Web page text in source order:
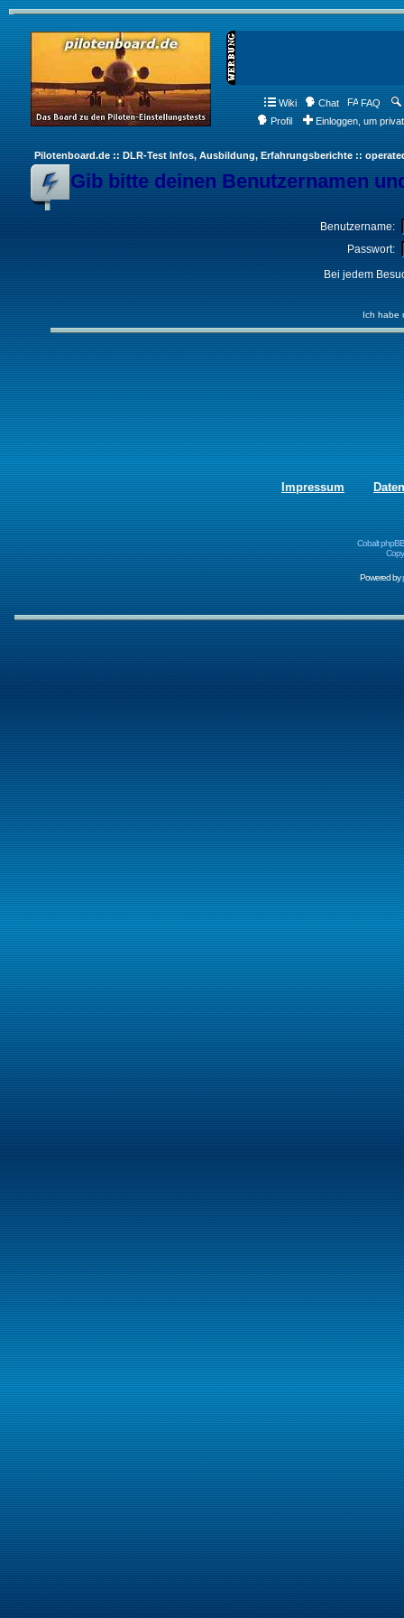
Wiki Chat FAQ
Profil
Einloggen, um
Pilotenboard.de :: DLR-Test Infos, Ausbildung, Erfahrungsberichte ::
Gib bitte deinen Benutzernamen
Benutzername:
Passwort:
Bei jedem
Ich habe
Impressum
Cobalt
Powered by